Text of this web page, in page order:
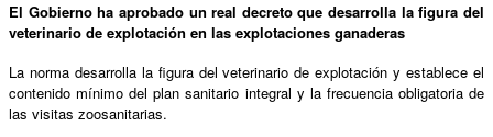
El Gobierno ha aprobado un real decreto que desarrolla la figura del
veterinario de explotación en las explotaciones ganaderas
La norma desarrolla la figura del veterinario de explotación y establece el
contenido mínimo del plan sanitario integral y la frecuencia obligatoria de
las visitas zoosanitarias.